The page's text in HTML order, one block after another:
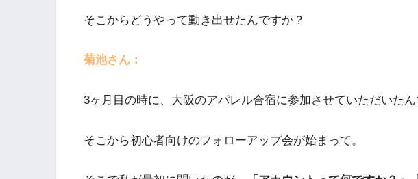
そこからどうやって動き出せたんですか？
菊池さん：
3ヶ月目の時に、大阪のアパレル合宿に参加させていただいたん
そこから初心者向けのフォローアップ会が始まって。